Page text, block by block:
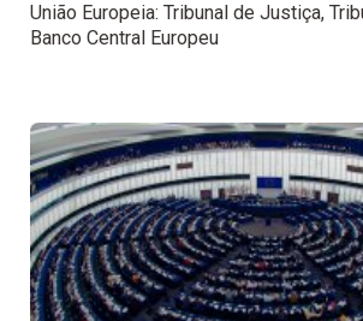
União Europeia: Tribunal de Justiça,
Banco Central Europeu